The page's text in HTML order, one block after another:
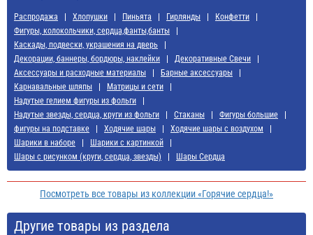
Распродажа Хлопушки Пиньята Гирлянды
Конфетти
Фигуры, колокольчики, сердца,фанты,банты
Каскады, подвески, украшения на дверь
Декорации, баннеры, бордюры, наклейки
Декоративные Свечи
Аксессуары и расходные материалы
Барные аксессуары
Карнавальные шляпы
Матрицы и сети
Надутые гелием фигуры из фольги
Надутые звезды, сердца, круги из фольги
Стаканы
Фигуры большие
фигуры на подставке
Ходячие шары
Ходячие шары с воздухом
Шарики в наборе
Шарики с картинкой
Шары с рисунком (круги, сердца, звезды)
Шары Сердца
Посмотреть все товары из коллекции «Горячие сердца!»
Другие товары из раздела